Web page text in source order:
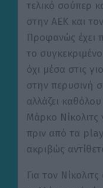
τελικό σούπερ
στην ΑΕΚ και
Προφανώς έχει
το
όχι μέσα στις
στην περυσινή
αλλάζει
Μάρκο Νίκολιτς
πριν από τα
ακριβώς
Για τον Νίκολιτς